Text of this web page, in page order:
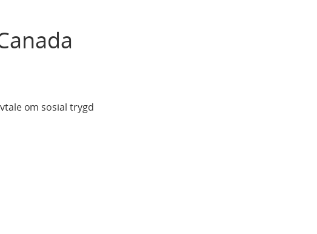
om sosial trygd